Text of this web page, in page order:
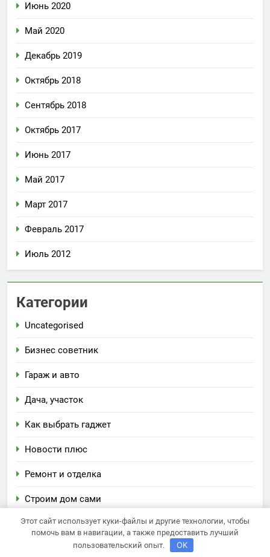
Июнь 2020
Май 2020
Декабрь 2019
Октябрь 2018
Сентябрь 2018
Октябрь 2017
Июнь 2017
Май 2017
Март 2017
Февраль 2017
Июль 2012
Категории
Uncategorised
Бизнес советник
Гараж и авто
Дача, участок
Как выбрать гаджет
Новости плюс
Ремонт и отделка
Строим дом сами
Newsmatic - новостная тема для WordPress 2026.
Этот сайт использует куки-файлы и другие технологии, чтобы
помочь вам в навигации, а также предоставить лучший
пользовательский опыт.
OK